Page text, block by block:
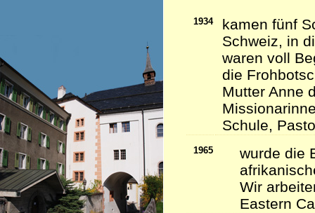
1934
kamen fünf
Schweiz, in
waren voll
die
Mutter Anne
Schule,
1965
wurde die
Wir
Eastern